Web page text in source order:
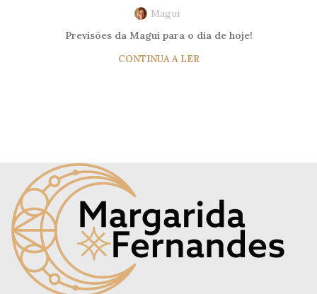
Magui
Previsões da Magui para o dia de hoje!
CONTINUA A LER